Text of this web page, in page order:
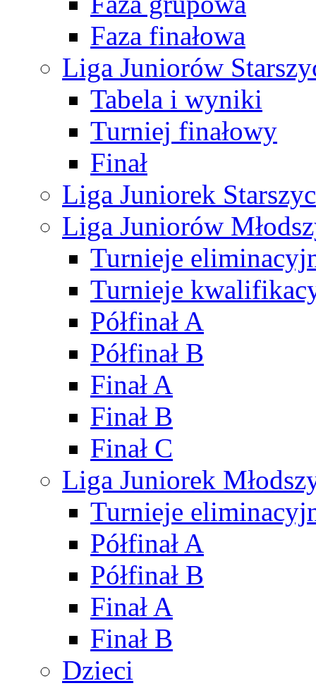
Faza finałowa
Liga Juniorów
Tabela i wyniki
Turniej finałowy
Finał
Liga Juniorek
Liga Juniorów
Turnieje
Turnieje
Półfinał A
Półfinał B
Finał A
Finał B
Finał C
Liga Juniorek
Turnieje
Półfinał A
Półfinał B
Finał A
Finał B
Dzieci